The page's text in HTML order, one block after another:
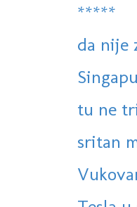
*****
da nije
tu ne
sritan